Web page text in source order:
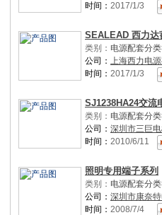
时间： 2017/1/3
SEALEAD 西力达
类别： 电源配套分类
公司： 上海西力电
时间： 2017/1/3
SJ1238HA24交流
类别： 电源配套分类
公司： 深圳市三巨
时间： 2010/6/11
照明专用端子系列
类别： 电源配套分类
公司： 深圳市康奈
时间： 2008/7/4